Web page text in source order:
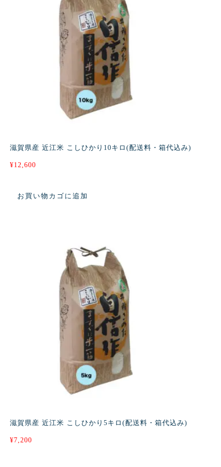
滋賀県産 近江米 こしひかり10キロ(配送料・箱代込み)
¥12,600
お買い物カゴに追加
滋賀県産 近江米 こしひかり5キロ(配送料・箱代込み)
¥7,200